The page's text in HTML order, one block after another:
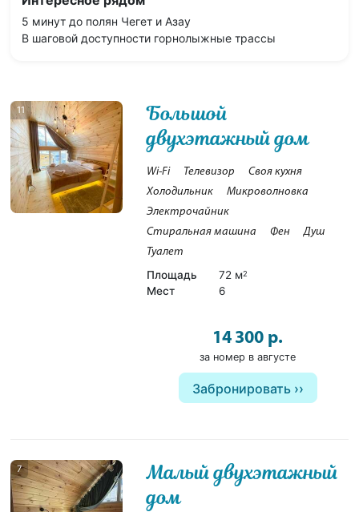
5 минут до полян Чегет и Азау
В шаговой доступности горнолыжные трассы
11
Большой
двухэтажный дом
Wi-Fi Телевизор
Своя кухня
Холодильник
Микроволновка
Электрочайник
Стиральная машина
Фен
Душ
Туалет
Площадь 72 м2
Мест 6
14 300 р.
за номер в августе
Забронировать
7
Малый двухэтажный
дом